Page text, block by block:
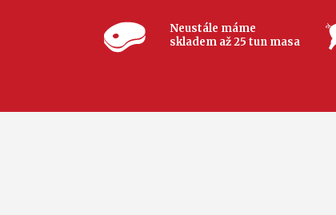
Neustále máme
skladem až 25 tun masa